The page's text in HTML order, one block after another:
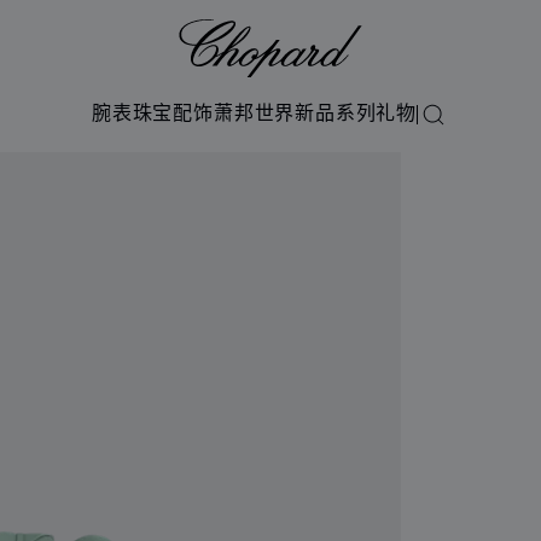
腕表珠宝配饰萧邦世界新品系列礼物搜索